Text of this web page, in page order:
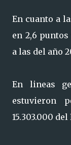
En cuanto a
en 2,6
a las del año
En lineas
estuvieron
15.303.000